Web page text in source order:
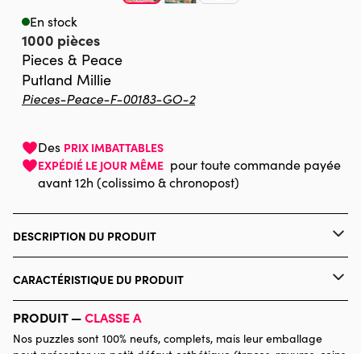
En stock
1000 pièces
Pieces & Peace
Putland Millie
Pieces-Peace-F-00183-GO-2
Des PRIX IMBATTABLES
EXPÉDIÉ LE JOUR MÊME pour toute commande payée
avant 12h (colissimo & chronopost)
DESCRIPTION DU PRODUIT
Millie Putland
Quelles sont les particularités des puzzles Pieces & Peace ?
Les puzzles sont tous conçus et fabriqués en France. Ils sont
imprimés et contrecollés sur du papier et du carton bleu épais
certifié FSC, dans le but de limiter l'impact environnemental
mais également vous procurer une expérience d'assemblage de
CARACTÉRISTIQUE DU PRODUIT
Catégorie Puzzles - Villes et Villages
PRODUIT —CLASSE A
Nos puzzles sont 100% neufs, complets, mais leur emballage